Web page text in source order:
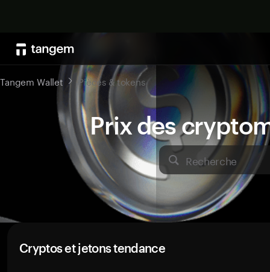
Prix des
Recherche
Tangem Wallet Pièces & tokens
Cryptos et jetons tendance